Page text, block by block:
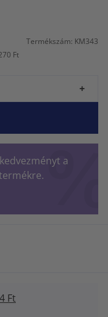
Termékszám: KM343
Ft
+
a
Ft